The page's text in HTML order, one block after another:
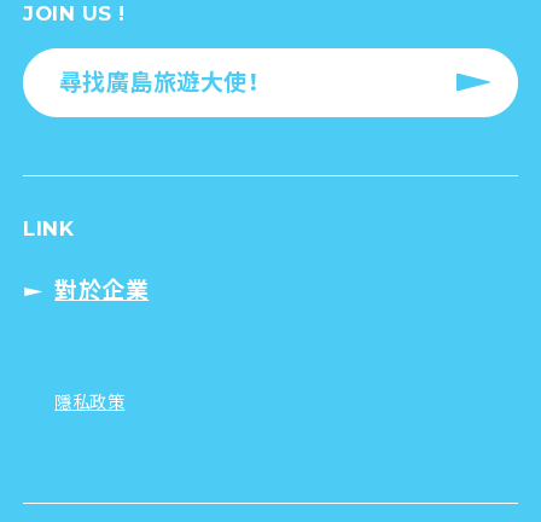
JOIN US !
尋找廣島旅遊大使！
LINK
對於企業
隱私政策